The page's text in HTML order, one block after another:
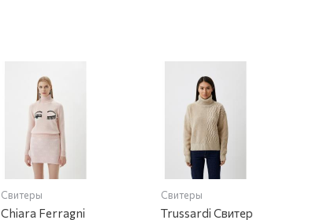
Свитеры
Chiara Ferragni
Свитеры
Trussardi Свитер